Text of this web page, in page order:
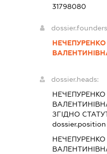
31798080
dossier.heads:
ЗГІДНО